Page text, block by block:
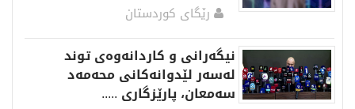
رێگای كوردستان
نیگەرانی و کاردانەوەی توند
لەسەر لێدوانەکانی محەمەد
سەمعان، پارێزگاری .....